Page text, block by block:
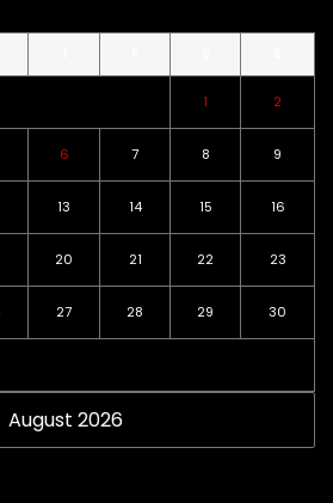
August 2026
1 2
6 7 8 9
13 14 15 16
20 21 22 23
27 28 29 30